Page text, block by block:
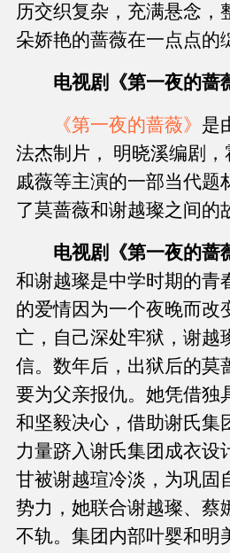
历交织复杂，充满悬念，
朵娇艳的蔷薇在一点点的
电视剧《第一夜的蔷
《第一夜的蔷薇》 是
法杰制片， 明晓溪编剧，
戚薇等主演的一部当代题
了莫蔷薇和谢越璨之间的
电视剧《第一夜的蔷
和谢越璨是中学时期的青
的爱情因为一个夜晚而改
亡，自己深处牢狱，谢越
信。数年后，出狱后的莫
要为父亲报仇。她凭借独
和坚毅决心，借助谢氏集
力量跻入谢氏集团成衣设
甘被谢越瑄冷淡，为巩固
势力，她联合谢越璨、蔡
不轨。集团内部叶婴和明